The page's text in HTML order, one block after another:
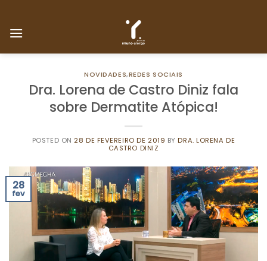
content
NOVIDADES,REDES SOCIAIS
Dra. Lorena de Castro Diniz fala
sobre Dermatite Atópica!
POSTED ON 28 DE FEVEREIRO DE 2019 BYDRA. LORENA DE
CASTRO DINIZ
28
fev